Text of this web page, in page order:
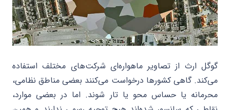
گوگل ارث از تصاویر ماهواره‌ای شرکت‌های مختلف استفاده
می‌کند. گاهی کشورها درخواست می‌کنند بعضی مناطق نظامی،
محرمانه یا حساس محو یا تار شوند. اما در بعضی موارد،